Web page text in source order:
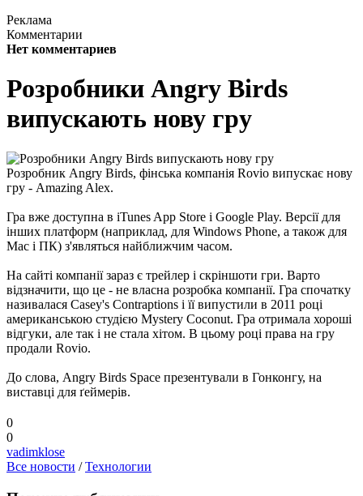
Реклама
Комментарии
Нет комментариев
Розробники Angry Birds
випускають нову гру
Розробник Angry Birds, фінська компанія Rovio випускає нову
гру - Amazing Alex.
Гра вже доступна в iTunes App Store і Google Play. Версії для
інших платформ (наприклад, для Windows Phone, а також для
Mac і ПК) з'являться найближчим часом.
На сайті компанії зараз є трейлер і скріншоти гри. Варто
відзначити, що це - не власна розробка компанії. Гра спочатку
називалася Casey's Contraptions і її випустили в 2011 році
американською студією Mystery Coconut. Гра отримала хороші
відгуки, але так і не стала хітом. В цьому році права на гру
продали Rovio.
До слова, Angry Birds Space презентували в Гонконгу, на
виставці для ґеймерів.
0
0
vadimklose
Все новости /Технологии